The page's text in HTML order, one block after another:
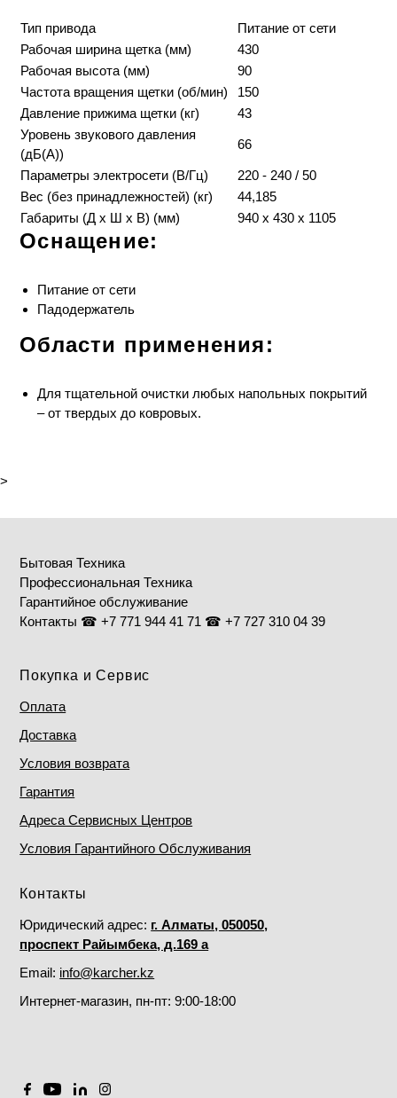
Тип привода
Питание от сети
Рабочая ширина щетка (мм)
430
Рабочая высота (мм)
90
Частота вращения щетки (об/мин)
150
Давление прижима щетки (кг)
43
Уровень звукового давления
(дБ(А))
66
Параметры электросети (В/Гц)
220 - 240 / 50
Вес (без принадлежностей) (кг)
44,185
Габариты (Д x Ш x В) (мм)
940 х 430 х 1105
Оснащение:
Питание от сети
Падодержатель
Области применения:
Для тщательной очистки любых напольных покрытий
– от твердых до ковровых.
>
Бытовая Техника
Профессиональная Техника
Гарантийное обслуживание
Контакты ☎ +7 771 944 41 71 ☎ +7 727 310 04 39
Покупка и Сервис
Оплата
Доставка
Условия возврата
Гарантия
Адреса Сервисных Центров
Условия Гарантийного Обслуживания
Контакты
Юридический адрес: г. Алматы, 050050,
проспект Райымбека, д.169 а
Email: info@karcher.kz
Интернет-магазин, пн-пт: 9:00-18:00